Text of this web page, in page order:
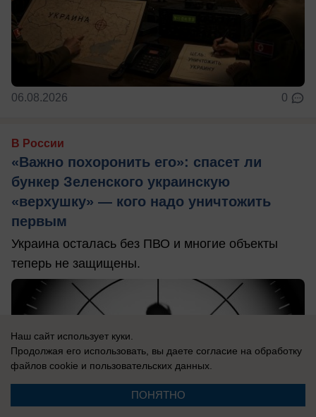
06.08.2026 0
В России
«Важно похоронить его»: спасет ли
бункер Зеленского украинскую
«верхушку» — кого надо уничтожить
первым
Украина осталась без ПВО и многие объекты
теперь не защищены.
Наш сайт использует куки.
Продолжая его использовать, вы даете согласие на обработку
файлов cookie и пользовательских данных.
ПОНЯТНО